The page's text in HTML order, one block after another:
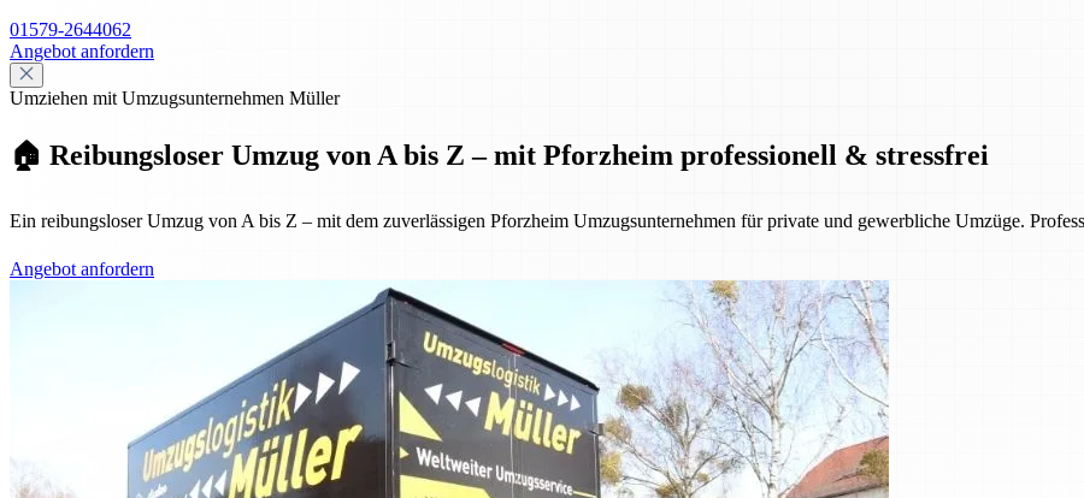
01579-2644062
Angebot anfordern
Umziehen mit Umzugsunternehmen Müller
🏠 Reibungsloser Umzug von A bis Z – mit Pforzheim professionell & stressfrei
Ein reibungsloser Umzug von A bis Z – mit dem zuverlässigen Pforzheim Umzugsunternehmen für private und gewerbliche Umzüge.
Angebot anfordern